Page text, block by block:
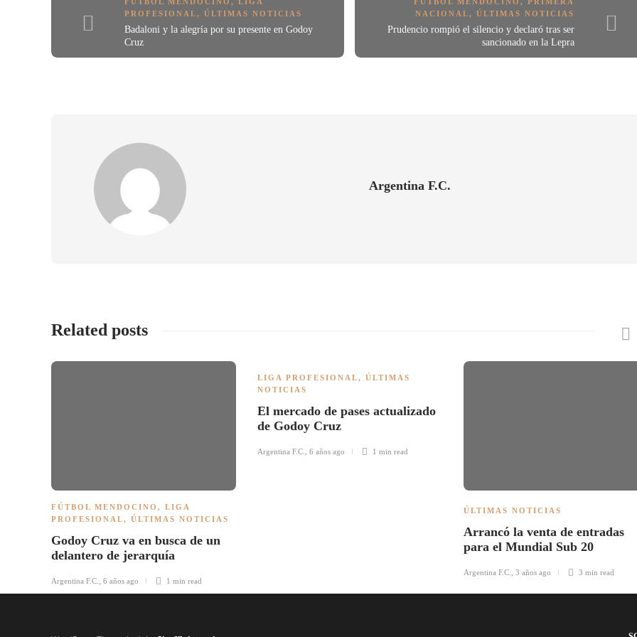
PROFESIONAL,ÚLTIMAS NOTICIAS
Badaloni y la alegría por su presente en Godoy
Cruz
NACIONAL,ÚLTIMAS NOTICIAS
Prudencio rompió el silencio y declaró tras ser
sancionado en la Lepra
Argentina F.C.
Related posts
FÚTBOL MENDOCINO , LIGA
PROFESIONAL, ÚLTIMAS NOTICIAS
Godoy Cruz va en busca de un
delantero de jerarquía
Argentina F.C. 6 años ago 1 min read
LIGA PROFESIONAL, ÚLTIMAS
NOTICIAS
El mercado de pases actualizado
de Godoy Cruz
Argentina F.C. 6 años ago 1 min read
ÚLTIMAS NOTICIAS
Arrancó la venta de entradas
para el Mundial Sub 20
Argentina F.C. 3 años ago 3 min read